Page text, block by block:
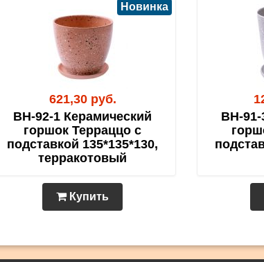
621,30 руб.
Новинка
BH-92-1 Керамический
горшок Терраццо с
подставкой 135*135*130,
терракотовый
Купить
BH-